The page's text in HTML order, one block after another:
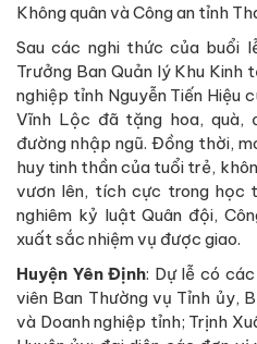
Không quân và Công an tỉnh
Sau các nghi thức của buổi
Trưởng Ban Quản lý Khu Kinh
nghiệp tỉnh Nguyễn Tiến Hiệu
Vĩnh Lộc đã tặng hoa, quà,
đường nhập ngũ. Đồng thời,
huy tinh thần của tuổi trẻ,
vươn lên, tích cực trong học
nghiêm kỷ luật Quân đội,
xuất sắc nhiệm vụ được giao.
Huyện Yên Định: Dự lễ có
viên Ban Thường vụ Tỉnh ủy,
và Doanh nghiệp tỉnh; Trịnh